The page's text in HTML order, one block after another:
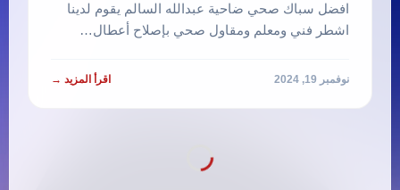
افضل سباك صحي ضاحية عبدالله السالم يقوم لدينا
اشطر فني ومعلم ومقاول صحي بإصلاح أعطال…
نوفمبر 19, 2024 اقرأ المزيد →